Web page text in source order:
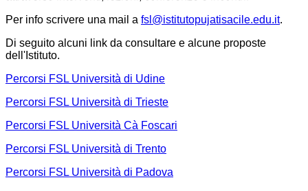
Per info scrivere una mail a fsl@istitutopujatisacile.edu.it.
Di seguito alcuni link da consultare e alcune proposte
dell'Istituto.
Percorsi FSL Università di Udine
Percorsi FSL Università di Trieste
Percorsi FSL Università Cà Foscari
Percorsi FSL Università di Trento
Percorsi FSL Università di Padova